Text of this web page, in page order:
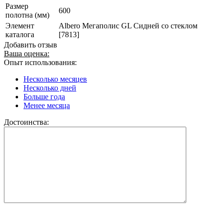
Размер
полотна (мм)
600
Элемент
каталога
Albero Мегаполис GL Сидней со стеклом
[7813]
Добавить отзыв
Ваша оценка:
Опыт использования:
Несколько месяцев
Несколько дней
Больше года
Менее месяца
Достоинства: